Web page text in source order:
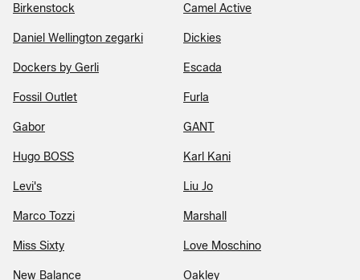
Birkenstock Camel Active
Daniel Wellington zegarki Dickies
Dockers by Gerli Escada
Fossil Outlet Furla
Gabor GANT
Hugo BOSS Karl Kani
Levi's Liu Jo
Marco Tozzi Marshall
Miss Sixty Love Moschino
New Balance Oakley